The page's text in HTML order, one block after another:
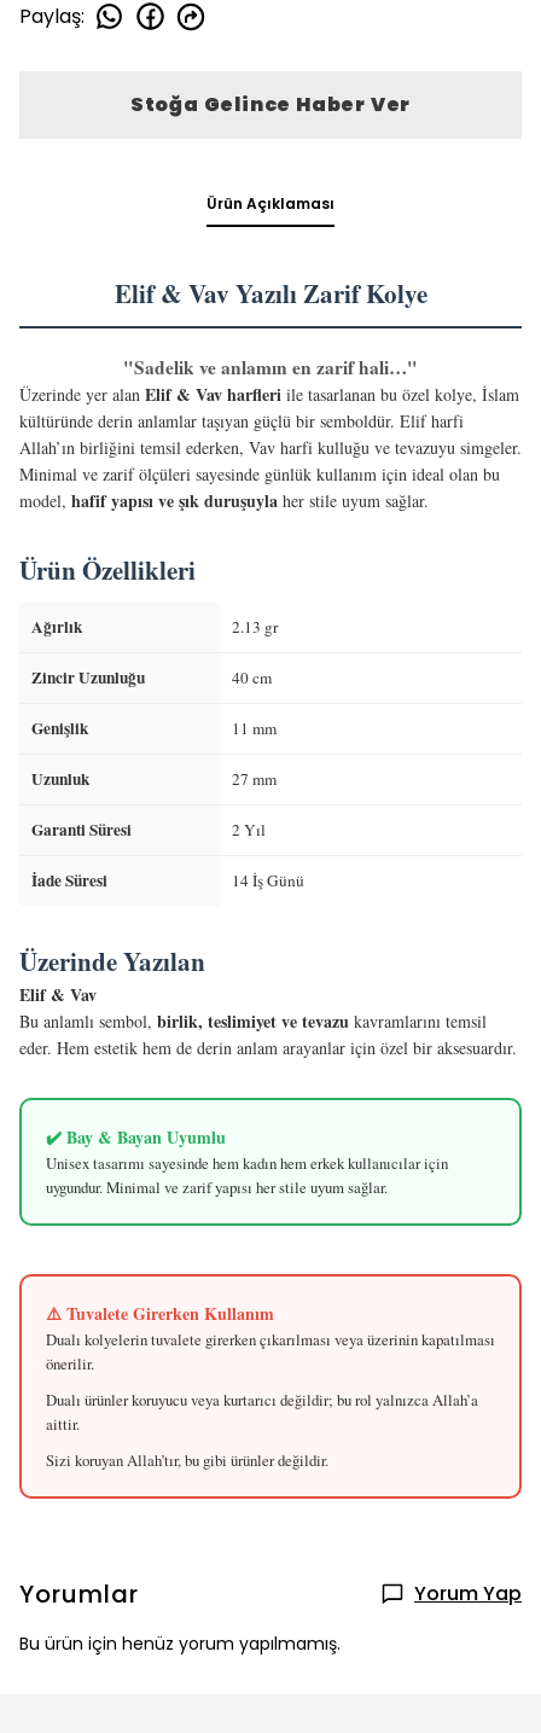
Paylaş:
Stoğa Gelince Haber Ver
Ürün Açıklaması
Elif & Vav Yazılı Zarif Kolye
"Sadelik ve anlamın en zarif hali…"
Üzerinde yer alan Elif & Vav harfleri ile tasarlanan bu özel kolye, İslam
kültüründe derin anlamlar taşıyan güçlü bir semboldür. Elif harfi
Allah’ın birliğini temsil ederken, Vav harfi kulluğu ve tevazuyu simgeler.
Minimal ve zarif ölçüleri sayesinde günlük kullanım için ideal olan bu
model, hafif yapısı ve şık duruşuyla her stile uyum sağlar.
Ürün Özellikleri
Ağırlık 2.13 gr
Zincir Uzunluğu 40 cm
Genişlik 11 mm
Uzunluk 27 mm
Garanti Süresi 2 Yıl
İade Süresi 14 İş Günü
Üzerinde Yazılan
Elif & Vav
Bu anlamlı sembol, birlik, teslimiyet ve tevazu kavramlarını temsil
eder. Hem estetik hem de derin anlam arayanlar için özel bir aksesuardır.
✔️ Bay & Bayan Uyumlu
Unisex tasarımı sayesinde hem kadın hem erkek kullanıcılar için
uygundur. Minimal ve zarif yapısı her stile uyum sağlar.
⚠️ Tuvalete Girerken Kullanım
Dualı kolyelerin tuvalete girerken çıkarılması veya üzerinin kapatılması
önerilir.
Dualı ürünler koruyucu veya kurtarıcı değildir; bu rol yalnızca Allah’a
aittir.
Sizi koruyan Allah’tır, bu gibi ürünler değildir.
Yorumlar Yorum Yap
Bu ürün için henüz yorum yapılmamış.